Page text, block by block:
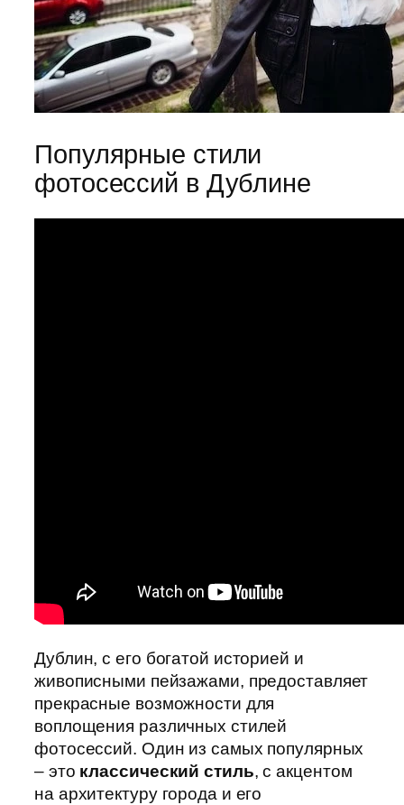
Популярные стили
фотосессий в Дублине
Дублин, с его богатой историей и
живописными пейзажами, предоставляет
прекрасные возможности для
воплощения различных стилей
фотосессий. Один из самых популярных
– это классический стиль, с акцентом
на архитектуру города и его